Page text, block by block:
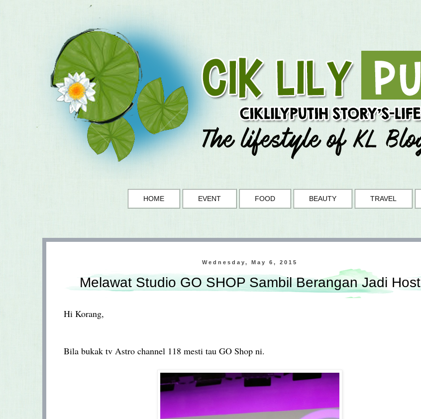
HOME EVENT FOOD BEAUTY TRAVEL
Wednesday, May 6, 2015
Melawat Studio GO SHOP Sambil Berangan Jadi Host
Hi Korang,
Bila bukak tv Astro channel 118 mesti tau GO Shop ni.